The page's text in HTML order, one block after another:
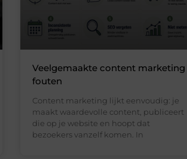
Veelgemaakte content marketing
fouten
Content marketing lijkt eenvoudig: je
maakt waardevolle content, publiceert
die op je website en hoopt dat
bezoekers vanzelf komen. In